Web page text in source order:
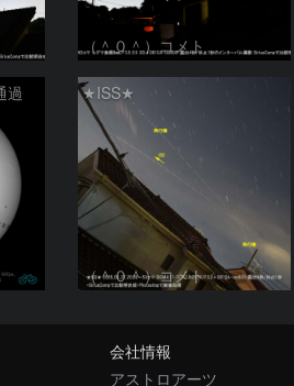
（＾０＾）コメト
過 ★ISS★
（＾０＾）コメト
会社情報
アストロアーツ